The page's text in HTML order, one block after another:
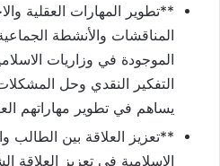
**تطوير المهارات العقلية
المناقشات والأنشطة
الموجودة في وزاريات
التفكير النقدي وحل
يساهم في تطوير مهاراتهم
**تعزيز العلاقة بين الطالب
الاسلامية في تعزيز العلاقة